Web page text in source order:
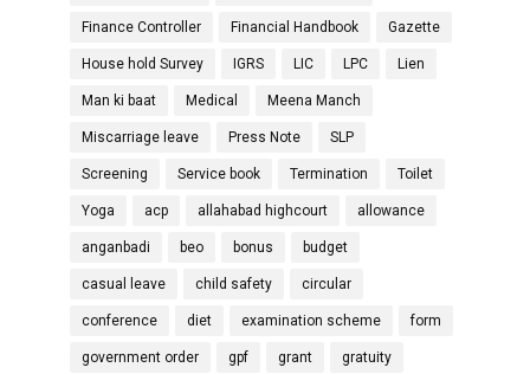
Finance Controller Financial Handbook Gazette
House hold Survey IGRS LIC LPC Lien
Man ki baat Medical Meena Manch
Miscarriage leave Press Note SLP
Screening Service book Termination Toilet
Yoga acp allahabad highcourt allowance
anganbadi beo bonus budget
casual leave child safety circular
conference diet examination scheme form
government order gpf grant gratuity